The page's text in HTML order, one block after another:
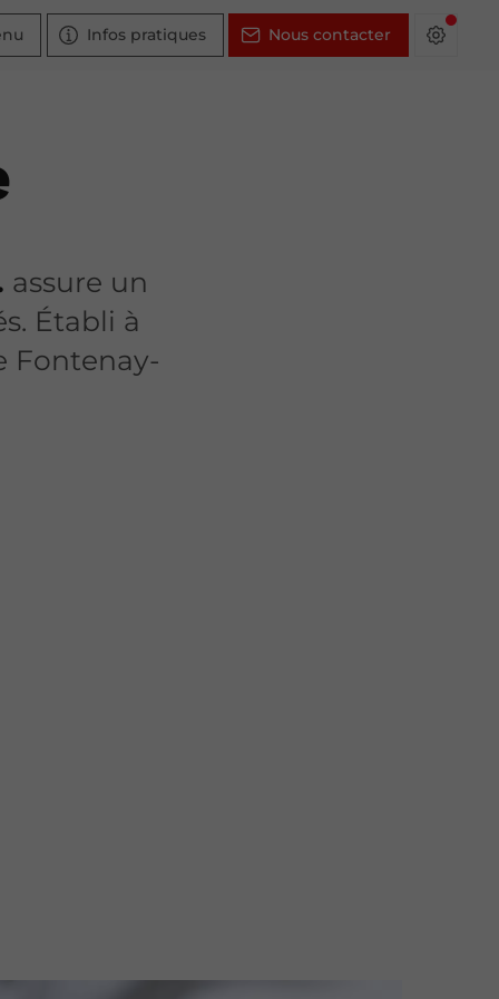
Infos pratiques Nous contacter
assure un
Établi à
Fontenay-